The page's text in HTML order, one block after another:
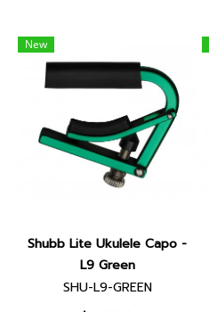
New
Shubb Lite Ukulele Capo -
L9 Green
SHU-L9-GREEN